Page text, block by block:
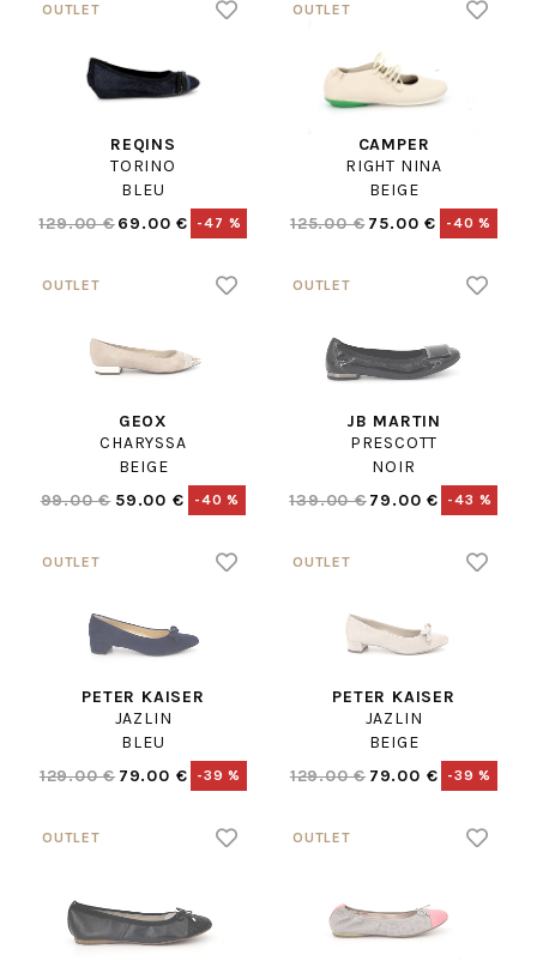
REQINS
TORINO
BLEU
129.00 €69.00 € -47 %
CAMPER
RIGHT NINA
BEIGE
125.00 € 75.00 € -40 %
GEOX
CHARYSSA
BEIGE
99.00 € 59.00 € -40 %
JB MARTIN
PRESCOTT
NOIR
139.00 €79.00 € -43 %
PETER KAISER
JAZLIN
BLEU
129.00 € 79.00 € -39 %
PETER KAISER
JAZLIN
BEIGE
129.00 € 79.00 € -39 %